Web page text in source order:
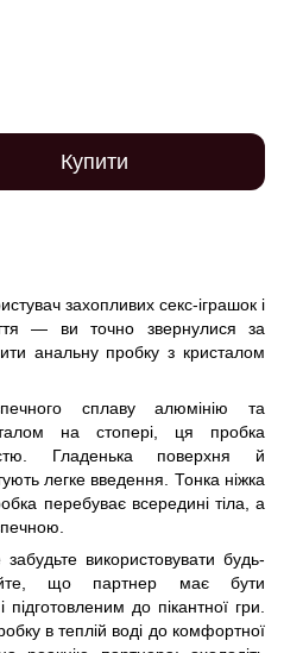
Купити
захопливих секс-іграшок і
— ви точно звернулися за
анальну пробку з кристалом
сплаву алюмінію та
на стопері, ця пробка
Гладенька поверхня й
легке введення. Тонка ніжка
перебуває всередині тіла, а
використовувати будь-
що партнер має бути
до пікантної гри.
в теплій воді до комфортної